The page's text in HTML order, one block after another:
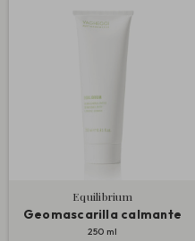
Equilibrium
Geomascarilla calmante
250 ml